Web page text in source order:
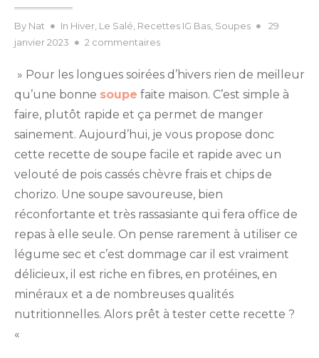
By Nat In Hiver, Le Salé, Recettes IG Bas, Soupes
Posted
29
janvier 2023
2 commentairessur
de
pois
frais
et
chips
de
» Pour les longues soirées d’hivers rien de meilleur
qu’une bonne soupe faite maison. C’est simple à
faire, plutôt rapide et ça permet de manger
sainement. Aujourd’hui, je vous propose donc
cette recette de soupe facile et rapide avec un
velouté de pois cassés chèvre frais et chips de
chorizo. Une soupe savoureuse, bien
réconfortante et très rassasiante qui fera office de
repas à elle seule. On pense rarement à utiliser ce
légume sec et c’est dommage car il est vraiment
délicieux, il est riche en fibres, en protéines, en
minéraux et a de nombreuses qualités
nutritionnelles. Alors prêt à tester cette recette ?
«